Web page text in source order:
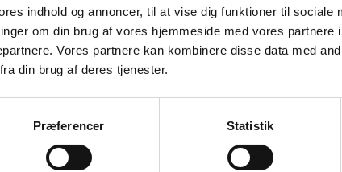
indhold og annoncer, til at vise dig funktioner til sociale
om din brug af vores hjemmeside med vores partnere
Vores partnere kan kombinere disse data med
din brug af deres tjenester.
Præferencer Statistik
glaskopper.
på kroppen og skaber et undertryk.
kombineres med andre massageformer.
øvelser.
hævelser og muskelsmerter, frossen skulder og tennis-
registrering og SKAT’s krav til momsfritagelse.